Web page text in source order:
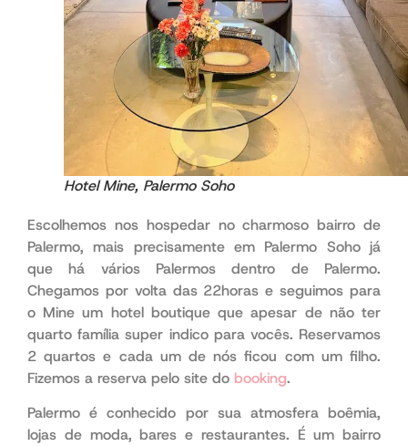
Hotel Mine, Palermo Soho
Escolhemos nos hospedar no charmoso bairro de
Palermo, mais precisamente em Palermo Soho já
que há vários Palermos dentro de Palermo.
Chegamos por volta das 22horas e seguimos para
o Mine um hotel boutique que apesar de não ter
quarto família super indico para vocês. Reservamos
2 quartos e cada um de nós ficou com um filho.
Fizemos a reserva pelo site do booking.
Palermo é conhecido por sua atmosfera boêmia,
lojas de moda, bares e restaurantes. É um bairro